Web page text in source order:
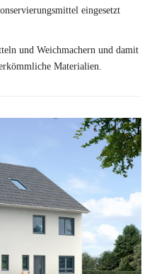
eingesetzt
und Weichmachern und damit
Materialien.